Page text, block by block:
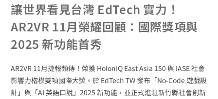
讓世界看見台灣 EdTech 實力！
AR2VR 11月榮耀回顧：國際獎項與
2025 新功能首秀
AR2VR 11月捷報頻傳！榮獲 HolonIQ East Asia 150 與 IASE 社會
影響力楷模雙項國際大獎。於 EdTech TW 發布「No-Code 遊戲設
計」與「AI 英語口說」2025 新功能，並正式進駐新竹縣社會創新